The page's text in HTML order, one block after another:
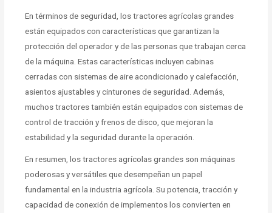
En términos de seguridad, los tractores agrícolas grandes
están equipados con características que garantizan la
protección del operador y de las personas que trabajan cerca
de la máquina. Estas características incluyen cabinas
cerradas con sistemas de aire acondicionado y calefacción,
asientos ajustables y cinturones de seguridad. Además,
muchos tractores también están equipados con sistemas de
control de tracción y frenos de disco, que mejoran la
estabilidad y la seguridad durante la operación.
En resumen, los tractores agrícolas grandes son máquinas
poderosas y versátiles que desempeñan un papel
fundamental en la industria agrícola. Su potencia, tracción y
capacidad de conexión de implementos los convierten en